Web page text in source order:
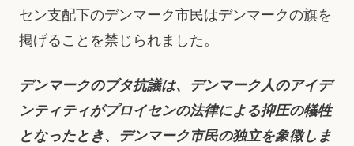
セン支配下のデンマーク市民はデンマークの旗を
掲げることを禁じられました。
デンマークのブタ抗議は、デンマーク人のアイデ
ンティティがプロイセンの法律による抑圧の犠牲
となったとき、デンマーク市民の独立を象徴しま